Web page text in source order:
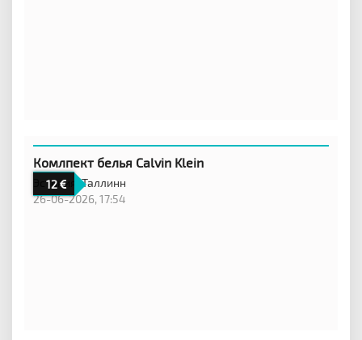
12
Комлпект белья Calvin Klein
Эстония,Таллинн
26-06-2026, 17:54